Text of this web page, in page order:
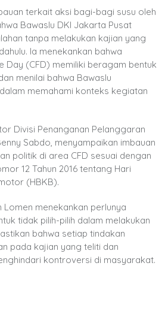
terkait aksi bagi-bagi susu oleh
Bawaslu DKI Jakarta Pusat
tanpa melakukan kajian yang
Ia menekankan bahwa
Day (CFD) memiliki beragam bentuk
menilai bahwa Bawaslu
memahami konteks kegiatan
Divisi Penanganan Pelanggaran
Sabdo, menyampaikan imbauan
politik di area CFD sesuai dengan
12 Tahun 2016 tentang Hari
(HBKB).
Lomen menekankan perlunya
tidak pilih-pilih dalam melakukan
bahwa setiap tindakan
pada kajian yang teliti dan
kontroversi di masyarakat.